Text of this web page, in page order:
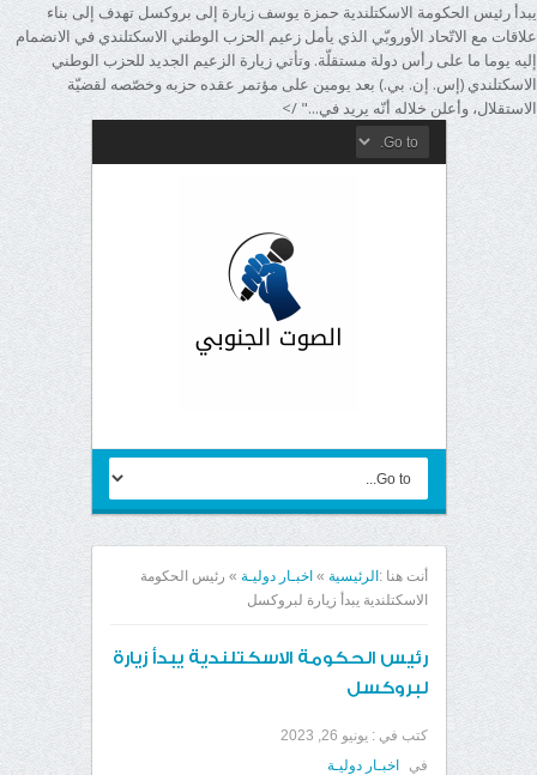
يبدأ رئيس الحكومة الاسكتلندية حمزة يوسف زيارة إلى بروكسل تهدف إلى بناء
علاقات مع الاتّحاد الأوروبّي الذي يأمل زعيم الحزب الوطني الاسكتلندي في الانضمام
إليه يوما ما على رأس دولة مستقلّة. وتأتي زيارة الزعيم الجديد للحزب الوطني
الاسكتلندي (إس. إن. بي.) بعد يومين على مؤتمر عقده حزبه وخصّصه لقضيّة
الاستقلال، وأعلن خلاله أنّه يريد في..." />
أنت هنا : الرئيسية » اخبـار دوليـة » رئيس الحكومة
الاسكتلندية يبدأ زيارة لبروكسل
رئيس الحكومة الاسكتلندية يبدأ زيارة
لبروكسل
كتب في : يونيو 26, 2023
في
اخبـار دوليـة